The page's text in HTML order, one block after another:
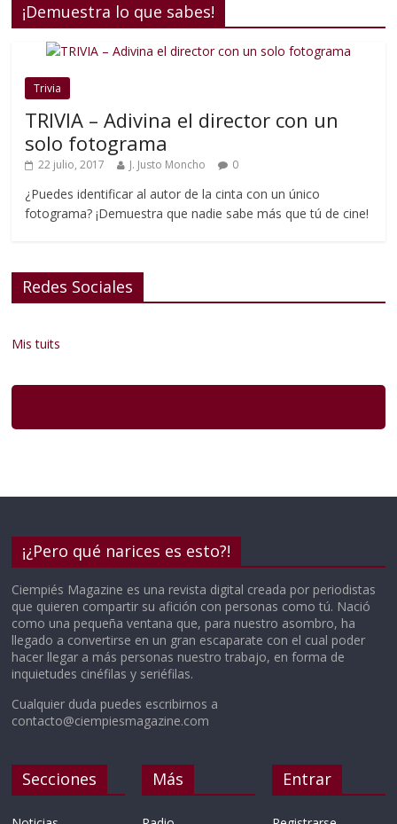
¡Demuestra lo que sabes!
Trivia
TRIVIA – Adivina el director con un
solo fotograma
22 julio, 2017 J. Justo Moncho 0
¿Puedes identificar al autor de la cinta con un único
fotograma? ¡Demuestra que nadie sabe más que tú de cine!
Redes Sociales
Mis tuits
¡¿Pero qué narices es esto?!
Ciempiés Magazine es una revista digital creada por periodistas
que quieren compartir su afición con personas como tú. Nació
como una pequeña ventana que, para nuestro asombro, ha
llegado a convertirse en un gran escaparate con el cual poder
hacer llegar a más personas nuestro trabajo, en forma de
inquietudes cinéfilas y seriéfilas.
Cualquier duda puedes escribirnos a
contacto@ciempiesmagazine.com
Secciones Más Entrar